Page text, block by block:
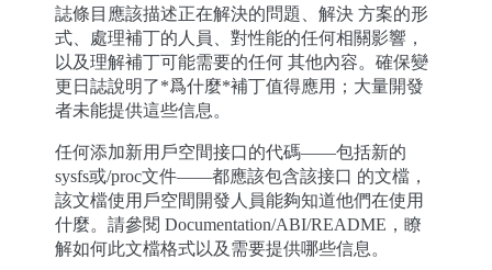
誌條目應該描述正在解決的問題、解決 方案的形
式、處理補丁的人員、對性能的任何相關影響，
以及理解補丁可能需要的任何 其他內容。確保變
更日誌說明了*爲什麼*補丁值得應用；大量開發
者未能提供這些信息。
任何添加新用戶空間接口的代碼——包括新的
sysfs或/proc文件——都應該包含該接口 的文檔，
該文檔使用戶空間開發人員能夠知道他們在使用
什麼。請參閱 Documentation/ABI/README，瞭
解如何此文檔格式以及需要提供哪些信息。